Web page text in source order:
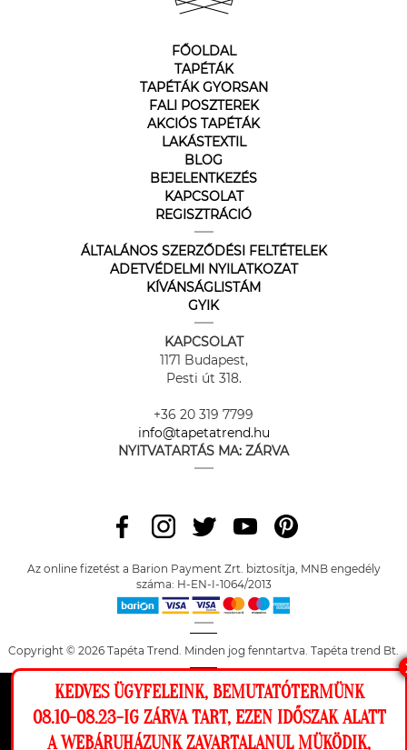
Ez a weboldal cookie-kat használ, hogy a
lehető legjobb élményt nyújtsa honlapunkon.
FŐOLDAL
TAPÉTÁK
TAPÉTÁK GYORSAN
FALI POSZTEREK
AKCIÓS TAPÉTÁK
LAKÁSTEXTIL
BLOG
BEJELENTKEZÉS
KAPCSOLAT
REGISZTRÁCIÓ
ÁLTALÁNOS SZERZŐDÉSI FELTÉTELEK
ADETVÉDELMI NYILATKOZAT
KÍVÁNSÁGLISTÁM
GYIK
KAPCSOLAT
1171 Budapest,
Pesti út 318.
+36 20 319 7799
info@tapetatrend.hu
NYITVATARTÁS MA: ZÁRVA
Az online fizetést a Barion Payment Zrt. biztosítja, MNB engedély
száma: H-EN-I-1064/2013
Copyright © 2026 Tapéta Trend. Minden jog fenntartva. Tapéta trend Bt.
KEDVES ÜGYFELEINK, BEMUTATÓTERMÜNK
08.10-08.23-IG ZÁRVA TART, EZEN IDŐSZAK ALATT
A WEBÁRUHÁZUNK ZAVARTALANUL MÜKÖDIK,